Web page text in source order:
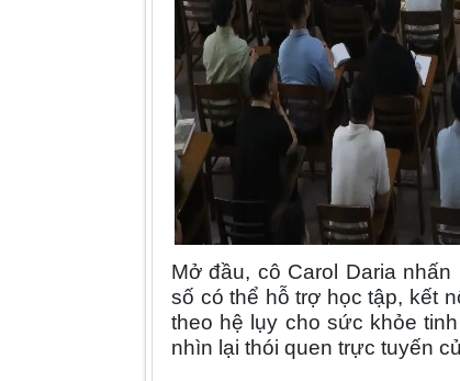
Mở đầu, cô Carol Daria
số có thể hỗ trợ học tập, kết
theo hệ lụy cho sức khỏe
nhìn lại thói quen trực tuyến